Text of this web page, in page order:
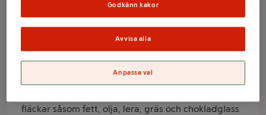
Produktinformation
Information från leverantör
fläckar såsom fett, olja, lera, gräs och chokladglass
Godkänn kakor
Avvisa alla
Anpassa val